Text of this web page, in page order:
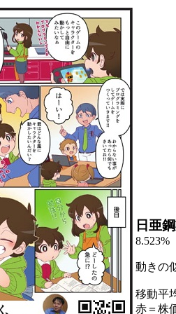
日亜
8.523%
動きの
移動平
赤＝株